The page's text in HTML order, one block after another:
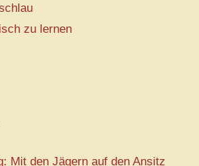
zu lernen
Mit den Jägern auf den Ansitz